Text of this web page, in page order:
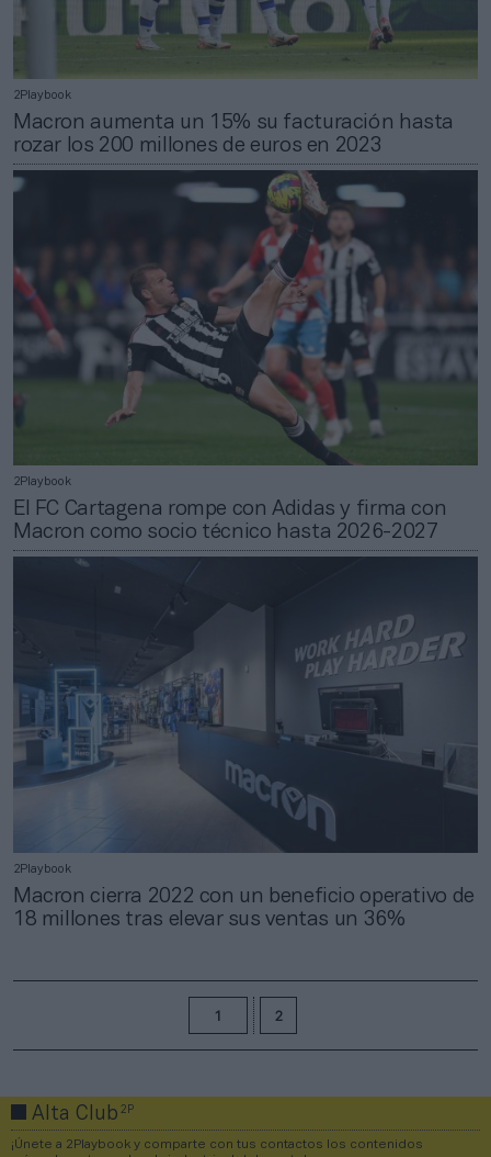
2Playbook
Macron aumenta un 15% su facturación hasta
rozar los 200 millones de euros en 2023
2Playbook
El FC Cartagena rompe con Adidas y firma con
Macron como socio técnico hasta 2026-2027
2Playbook
Macron cierra 2022 con un beneficio operativo de
18 millones tras elevar sus ventas un 36%
2
Alta Club2P
¡Únete a 2Playbook y comparte con tus contactos los contenidos